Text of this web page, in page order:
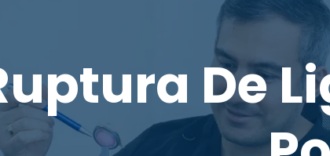
De